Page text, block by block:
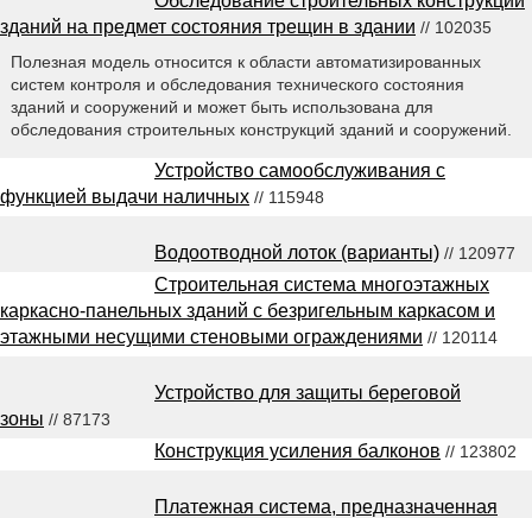
зданий на предмет состояния трещин в здании // 102035
Полезная модель относится к области автоматизированных
систем контроля и обследования технического состояния
зданий и сооружений и может быть использована для
обследования строительных конструкций зданий и сооружений.
Устройство самообслуживания с
функцией выдачи наличных // 115948
Водоотводной лоток (варианты) // 120977
Строительная система многоэтажных
каркасно-панельных зданий с безригельным каркасом и
этажными несущими стеновыми ограждениями // 120114
Устройство для защиты береговой
зоны // 87173
Конструкция усиления балконов // 123802
Платежная система, предназначенная